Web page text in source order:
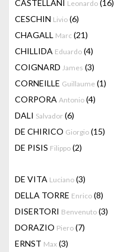
CASTELLANI Leonardo (16)
CESCHIN Livio (6)
CHAGALL Marc (21)
CHILLIDA Eduardo (4)
COIGNARD James (3)
CORNEILLE Guillaume (1)
CORPORA Antonio (4)
DALI Salvador (6)
DE CHIRICO Giorgio (15)
DE PISIS Filippo (2)
DE VITA Luciano (3)
DELLA TORRE Enrico (8)
DISERTORI Benvenuto (3)
DORAZIO Piero (7)
ERNST Max (3)